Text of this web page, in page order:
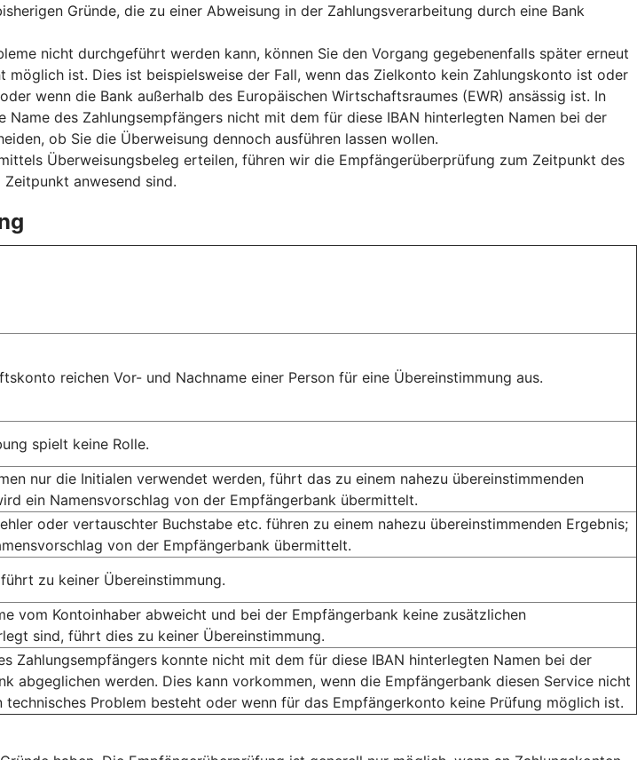
Gründe, die zu einer Abweisung in der Zahlungsverarbeitung durch eine Bank
nicht durchgeführt werden kann, können Sie den Vorgang gegebenenfalls später erneut
ist. Dies ist beispielsweise der Fall, wenn das Zielkonto kein Zahlungskonto ist oder
wenn die Bank außerhalb des Europäischen Wirtschaftsraumes (EWR) ansässig ist. In
des Zahlungsempfängers nicht mit dem für diese IBAN hinterlegten Namen bei der
ob Sie die Überweisung dennoch ausführen lassen wollen.
Überweisungsbeleg erteilen, führen wir die Empfängerüberprüfung zum Zeitpunkt des
anwesend sind.
reichen Vor- und Nachname einer Person für eine Übereinstimmung aus.
spielt keine Rolle.
nur die Initialen verwendet werden, führt das zu einem nahezu übereinstimmenden
ein Namensvorschlag von der Empfängerbank übermittelt.
oder vertauschter Buchstabe etc. führen zu einem nahezu übereinstimmenden Ergebnis;
von der Empfängerbank übermittelt.
zu keiner Übereinstimmung.
vom Kontoinhaber abweicht und bei der Empfängerbank keine zusätzlichen
sind, führt dies zu keiner Übereinstimmung.
Zahlungsempfängers konnte nicht mit dem für diese IBAN hinterlegten Namen bei der
abgeglichen werden. Dies kann vorkommen, wenn die Empfängerbank diesen Service nicht
Problem besteht oder wenn für das Empfängerkonto keine Prüfung möglich ist.